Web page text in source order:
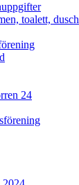
toalett, dusch
24